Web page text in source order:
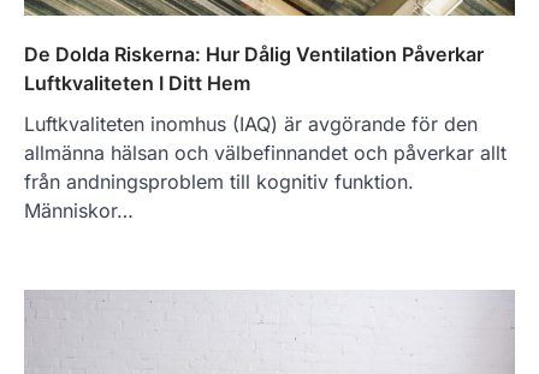
De Dolda Riskerna: Hur Dålig Ventilation Påverkar
Luftkvaliteten I Ditt Hem
Luftkvaliteten inomhus (IAQ) är avgörande för den
allmänna hälsan och välbefinnandet och påverkar allt
från andningsproblem till kognitiv funktion.
Människor…